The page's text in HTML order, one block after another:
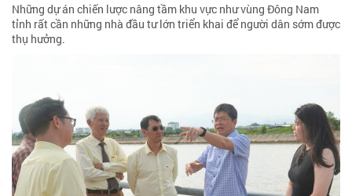
Những dự án chiến lược nâng tầm khu vực như vùng Đông Nam
tỉnh rất cần những nhà đầu tư lớn triển khai để người dân sớm được
thụ hưởng.